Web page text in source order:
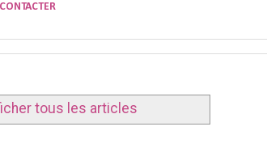
tous les articles